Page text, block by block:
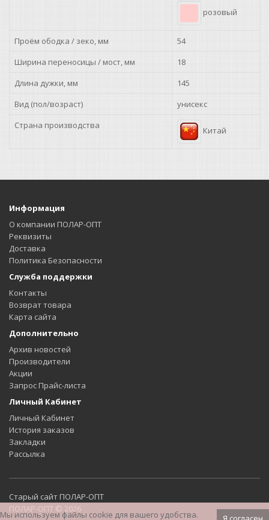
розовый
Проём ободка / зеко, мм
54
Ширина переносицы / мост, мм
18
Длина дужки, мм
145
Вид (пол/возраст)
унисекс
Страна производства
Китай
Информация
О компании ПОЛАР-ОПТ
Реквизиты
Доставка
Политика Безопасности
Служба поддержки
Контакты
Возврат товара
Карта сайта
Дополнительно
Архив новостей
Производители
Акции
Запрос Прайс-листа
Личный Кабинет
Личный Кабинет
История заказов
Закладки
Рассылка
Старый сайт ПОЛАР-ОПТ
ПОЛАР-ОПТ © 2026
Мы используем файлы cookie для вашего удобства.